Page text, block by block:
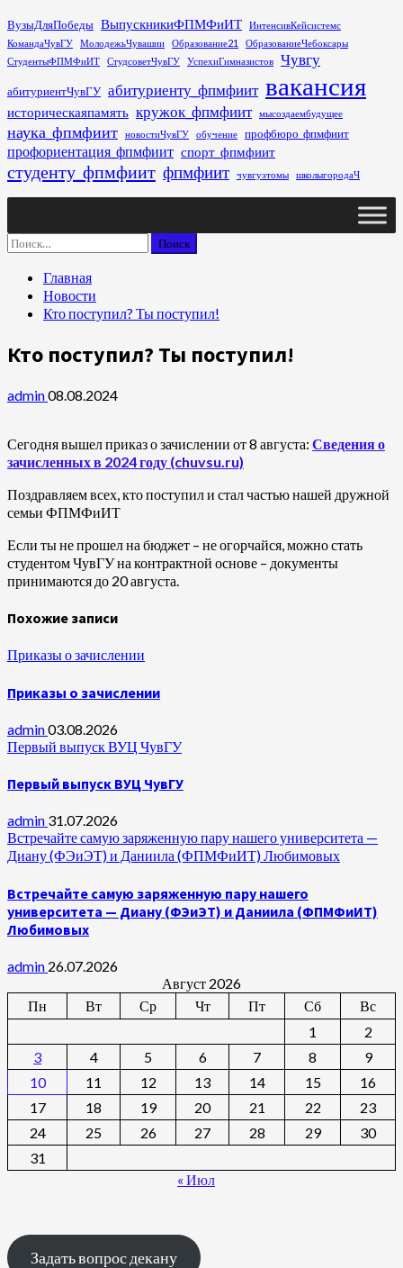
Перейти
к
содержимому
ВузыДляПобеды ВыпускникиФПМФиИТ
ИнтенсивКейсистемс
КомандаЧувГУ
МолодежьЧувашии Образование21
ОбразованиеЧебоксары
СтудентыФПМФиИТ
СтудсоветЧувГУ УспехиГимназистов Чувгу
абитуриентЧувГУ абитуриенту_фпмфиит вакансия
историческаяпамять кружок_фпмфиит мысоздаембудущее
наука_фпмфиит новостиЧувГУ обучение профбюро_фпмфиит
профориентация_фпмфиит спорт_фпмфиит
студенту_фпмфиит фпмфиит чувгуэтомы школыгородаЧ
Основное
Найти:
Главная
Новости
Кто поступил? Ты поступил!
Кто поступил? Ты поступил!
admin08.08.2024
Сегодня вышел приказ о зачислении от 8 августа: Сведения о
зачисленных в 2024 году (chuvsu.ru)
Поздравляем всех, кто поступил и стал частью нашей дружной
семьи ФПМФиИТ
Если ты не прошел на бюджет – не огорчайся, можно стать
студентом ЧувГУ на контрактной основе – документы
принимаются до 20 августа.
Похожие записи
Приказы о зачислении
Приказы о зачислении
admin03.08.2026
Первый выпуск ВУЦ ЧувГУ
Первый выпуск ВУЦ ЧувГУ
admin 31.07.2026
Встречайте самую заряженную пару нашего университета —
Диану (ФЭиЭТ) и Даниила (ФПМФиИТ) Любимовых
Встречайте самую заряженную пару нашего
университета — Диану (ФЭиЭТ) и Даниила (ФПМФиИТ)
Любимовых
admin 26.07.2026
Август 2026
Пн
Вт Ср Чт Пт Сб
Вс
1
2
3
4 5 6 7 8
9
10
11 12 13 14 15
16
17
18 19 20 21 22
23
24
25 26 27 28 29
30
31
« Июл
Задать вопрос декану